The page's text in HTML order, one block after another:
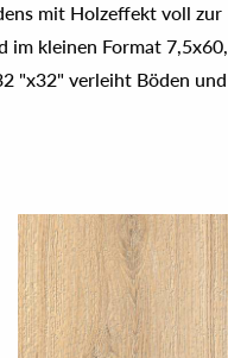
mit Holzeffekt voll zur
kleinen Format 7,5x60,
"x32" verleiht Böden und
bleibt. Bodenfliesen,